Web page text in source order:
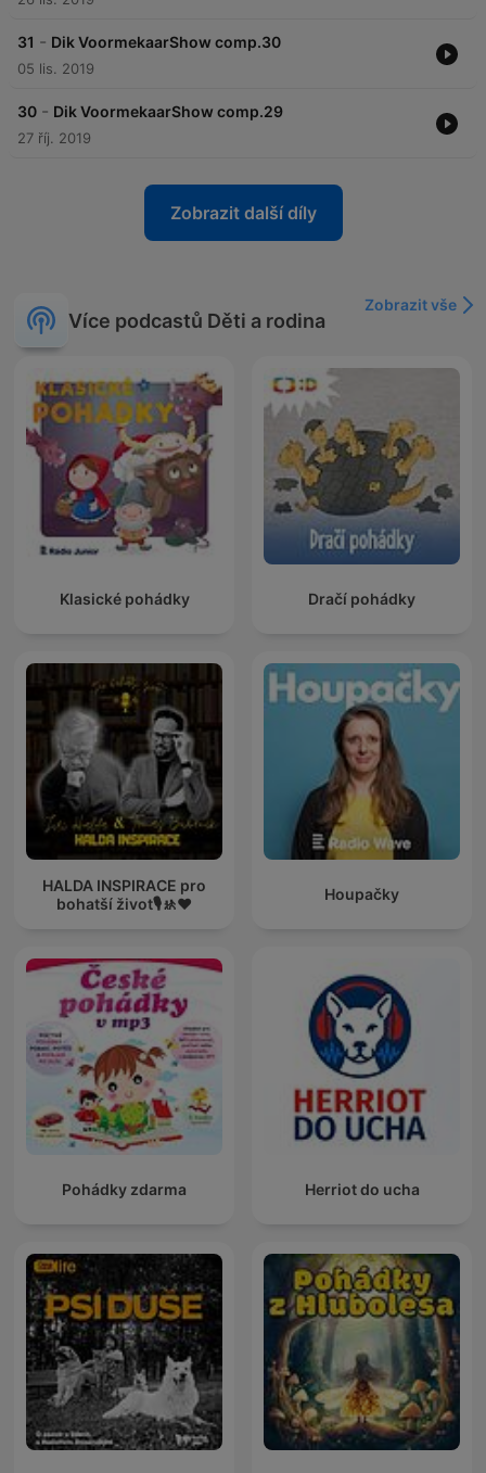
31 - Dik VoormekaarShow comp.30
05 lis. 2019
30 - Dik VoormekaarShow comp.29
27 říj. 2019
Zobrazit další díly
Více podcastů Děti a rodina
Zobrazit vše
Klasické pohádky Dračí pohádky
HALDA INSPIRACE pro
bohatší život🎙️🚸♥️
Houpačky
Pohádky zdarma Herriot do ucha